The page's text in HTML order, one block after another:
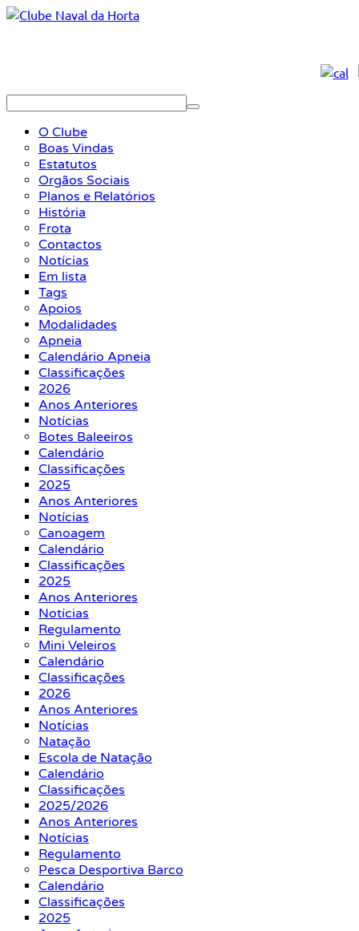
O Clube
Boas Vindas
Estatutos
Orgãos Sociais
Planos e Relatórios
História
Frota
Contactos
Notícias
Em lista
Tags
Apoios
Modalidades
Apneia
Calendário Apneia
Classificações
2026
Anos Anteriores
Notícias
Botes Baleeiros
Calendário
Classificações
2025
Anos Anteriores
Notícias
Canoagem
Calendário
Classificações
2025
Anos Anteriores
Notícias
Regulamento
Mini Veleiros
Calendário
Classificações
2026
Anos Anteriores
Notícias
Natação
Escola de Natação
Calendário
Classificações
2025/2026
Anos Anteriores
Notícias
Regulamento
Pesca Desportiva Barco
Calendário
Classificações
2025